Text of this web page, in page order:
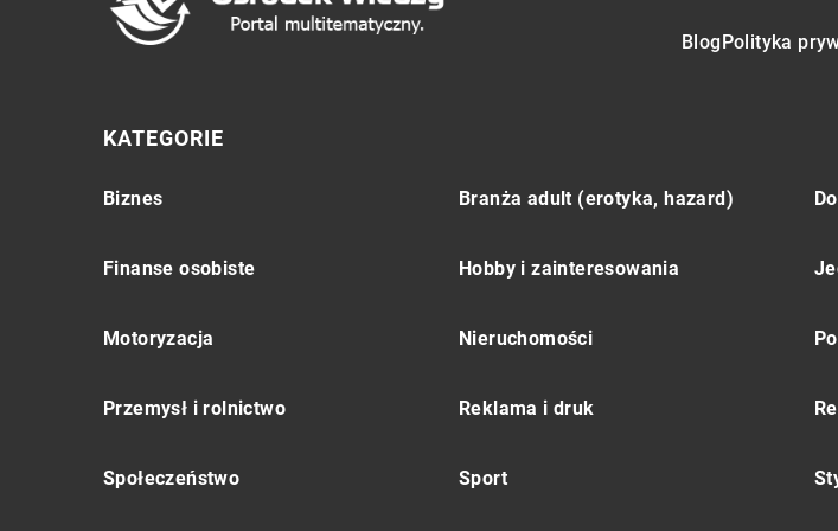
BlogPolityka
KATEGORIE
Biznes Branża adult (erotyka, hazard)
Finanse osobiste Hobby i zainteresowania
Motoryzacja Nieruchomości
Przemysł i rolnictwo Reklama i druk
Społeczeństwo Sport